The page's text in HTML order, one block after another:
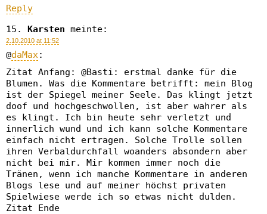
Reply
Karsten meinte:
2.10.2010 at 11:52
@daMax:
Zitat Anfang: @Basti: erstmal danke für die
Blumen. Was die Kommentare betrifft: mein Blog
ist der Spiegel meiner Seele. Das klingt jetzt
doof und hochgeschwollen, ist aber wahrer als
es klingt. Ich bin heute sehr verletzt und
innerlich wund und ich kann solche Kommentare
einfach nicht ertragen. Solche Trolle sollen
ihren Verbaldurchfall woanders absondern aber
nicht bei mir. Mir kommen immer noch die
Tränen, wenn ich manche Kommentare in anderen
Blogs lese und auf meiner höchst privaten
Spielwiese werde ich so etwas nicht dulden.
Zitat Ende